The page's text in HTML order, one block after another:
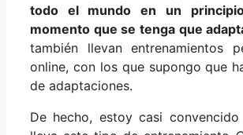
todo el mundo en un
momento que se tenga que
también llevan entrenamientos
online, con los que supongo que
de adaptaciones.
De hecho, estoy casi